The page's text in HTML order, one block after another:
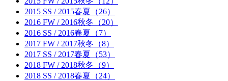
2015 SS / 2015春夏（26）
2016 FW / 2016秋冬（20）
2016 SS / 2016春夏（7）
2017 FW / 2017秋冬（8）
2017 SS / 2017春夏（53）
2018 FW / 2018秋冬（9）
2018 SS / 2018春夏（24）